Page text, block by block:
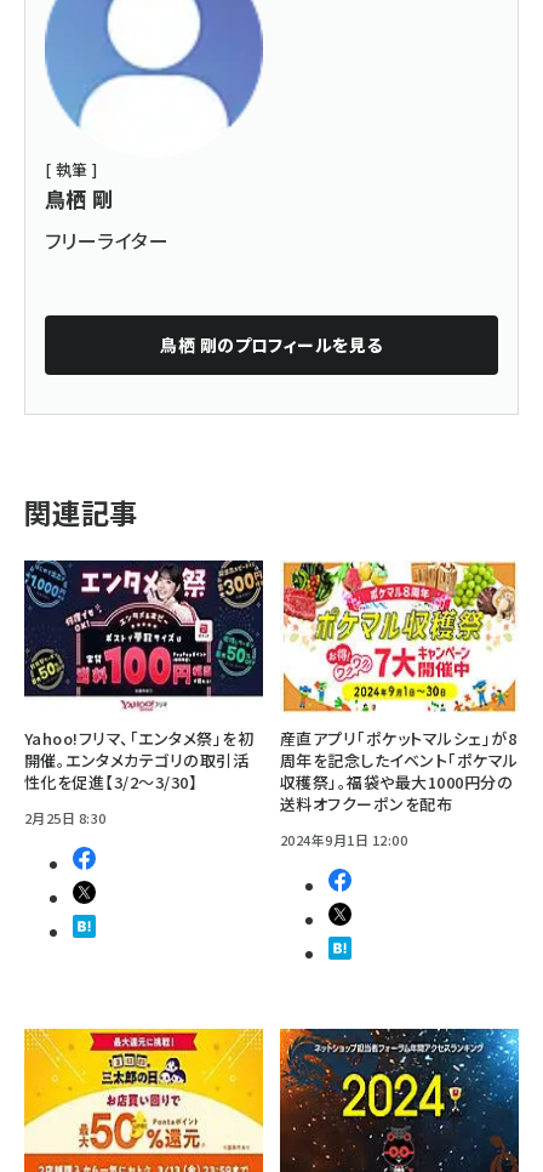
[ 執筆 ]
鳥栖 剛
フリーライター
鳥栖 剛のプロフィールを見る
関連記事
Yahoo!フリマ、「エンタメ祭」を初
開催。エンタメカテゴリの取引活
性化を促進【3/2～3/30】
2月25日 8:30
産直アプリ「ポケットマルシェ」が8
周年を記念したイベント「ポケマル
収穫祭」。福袋や最大1000円分の
送料オフクーポンを配布
2024年9月1日 12:00